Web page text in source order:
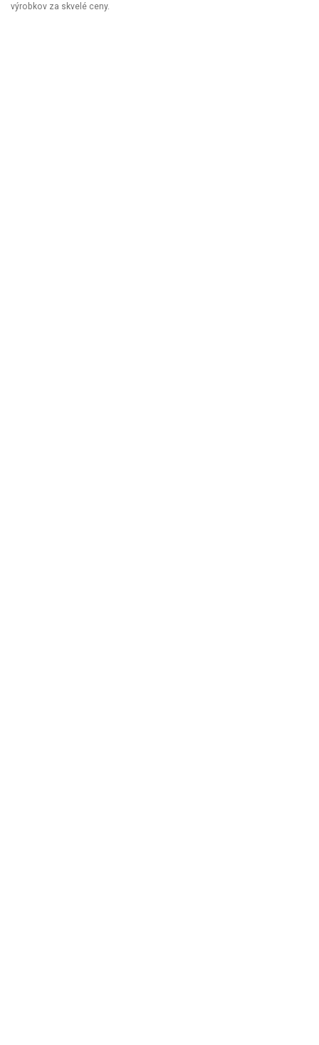
výrobkov za skvelé ceny.